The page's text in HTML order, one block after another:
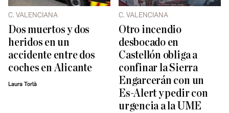
C. VALENCIANA
Dos muertos y dos
heridos en un
accidente entre dos
coches en Alicante
Laura Torlà
C. VALENCIANA
Otro incendio
desbocado en
Castellón obliga a
confinar la Sierra
Engarcerán con un
Es-Alert y pedir con
urgencia a la UME